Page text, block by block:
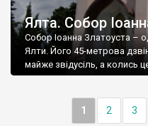
Ялта. Собор
Собор Іоанна Златоуста –
Ялти. Його 45-метрова
майже звідусіль, а колись
1 2 3